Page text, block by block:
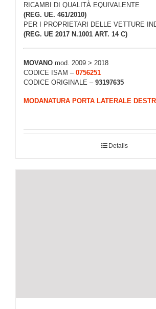
RICAMBI DI QUALITÀ EQUIVALENTE
(REG. UE. 461/2010)
PER I PROPRIETARI DELLE VETTURE
(REG. UE 2017 N.1001 ART. 14 C)
MOVANO mod. 2009 > 2018
CODICE ISAM – 0756251
CODICE ORIGINALE – 93197635
MODANATURA PORTA LATERALE
Details